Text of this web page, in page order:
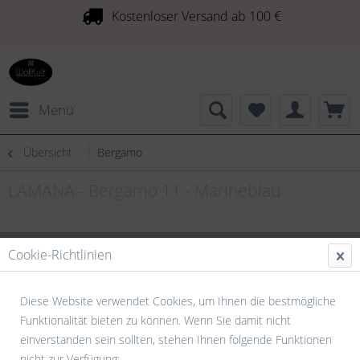
Kostenloser Versand ab 100 €
Menü
Übersicht Bergamo
Cookie-Richtlinien
Diese Website verwendet Cookies, um Ihnen die bestmögliche
Funktionalität bieten zu können. Wenn Sie damit nicht
einverstanden sein sollten, stehen Ihnen folgende Funktionen